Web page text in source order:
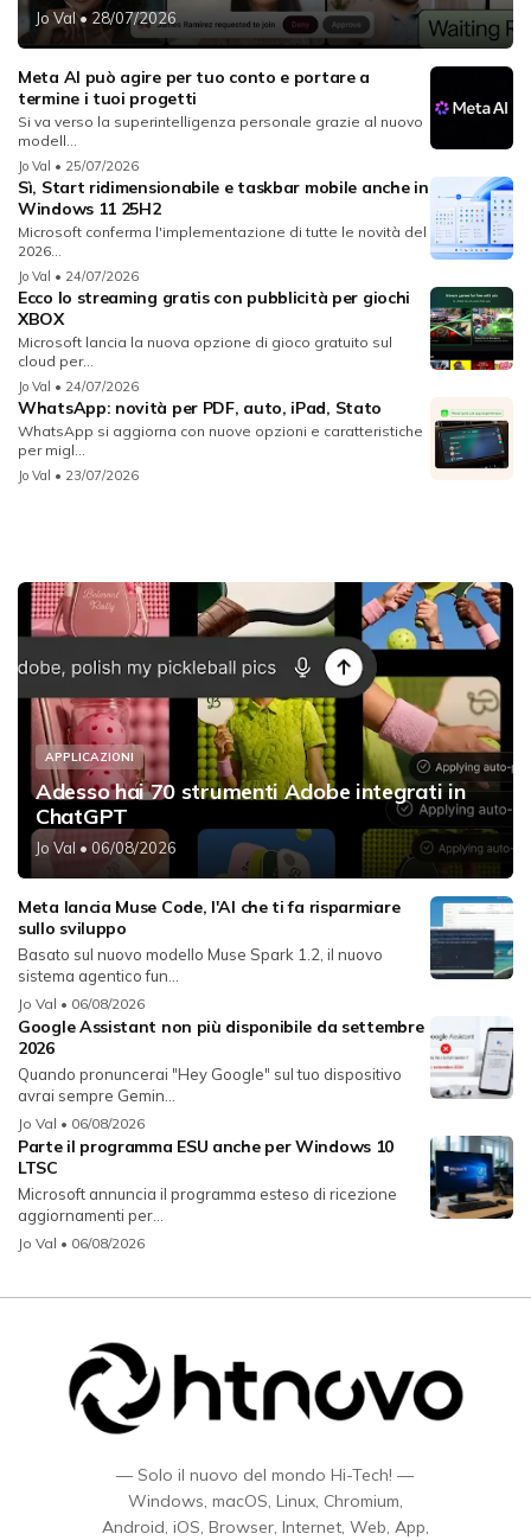
Jo Val• 28/07/2026
Meta AI può agire per tuo conto e portare a
termine i tuoi progetti
Si va verso la superintelligenza personale grazie al nuovo
modell...
Jo Val • 25/07/2026
Sì, Start ridimensionabile e taskbar mobile anche in
Windows 11 25H2
Microsoft conferma l'implementazione di tutte le novità del
2026...
Jo Val • 24/07/2026
Ecco lo streaming gratis con pubblicità per giochi
XBOX
Microsoft lancia la nuova opzione di gioco gratuito sul
cloud per...
Jo Val • 24/07/2026
WhatsApp: novità per PDF, auto, iPad, Stato
WhatsApp si aggiorna con nuove opzioni e caratteristiche
per migl...
Jo Val • 23/07/2026
APPLICAZIONI
Adesso hai 70 strumenti Adobe integrati in
ChatGPT
Jo Val • 06/08/2026
Meta lancia Muse Code, l'AI che ti fa risparmiare
sullo sviluppo
Basato sul nuovo modello Muse Spark 1.2, il nuovo
sistema agentico fun...
Jo Val • 06/08/2026
Google Assistant non più disponibile da settembre
2026
Quando pronuncerai "Hey Google" sul tuo dispositivo
avrai sempre Gemin...
Jo Val • 06/08/2026
Parte il programma ESU anche per Windows 10
LTSC
Microsoft annuncia il programma esteso di ricezione
aggiornamenti per...
Jo Val • 06/08/2026
— Solo il nuovo del mondo Hi-Tech! —
Windows, macOS, Linux, Chromium,
Android, iOS, Browser, Internet, Web, App,